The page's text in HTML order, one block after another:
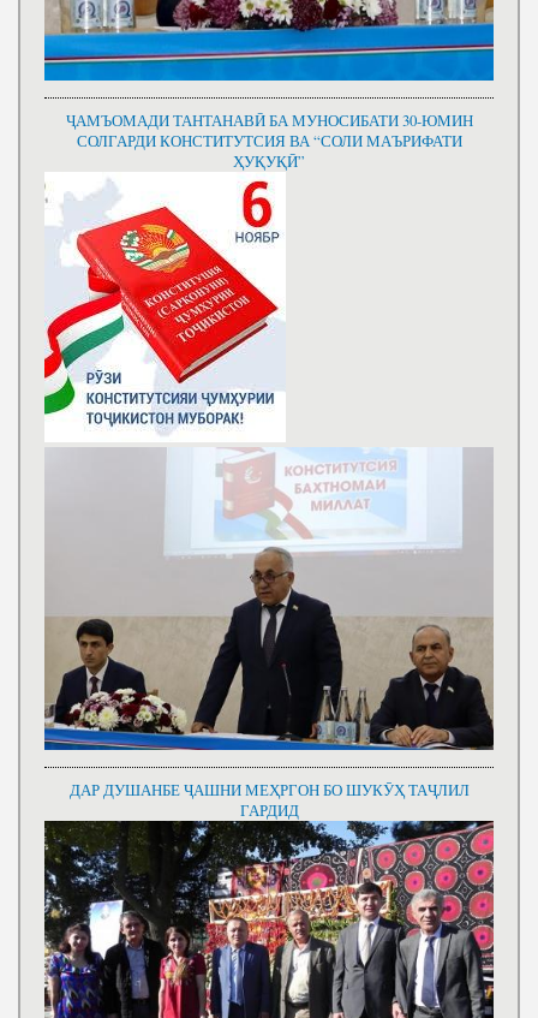
ҶАМЪОМАДИ ТАНТАНАВӢ БА МУНОСИБАТИ 30-ЮМИН
СОЛГАРДИ КОНСТИТУТСИЯ ВА “СОЛИ МАЪРИФАТИ
ҲУҚУҚӢ”
ДАР ДУШАНБЕ ҶАШНИ МЕҲРГОН БО ШУКӮҲ ТАҶЛИЛ
ГАРДИД